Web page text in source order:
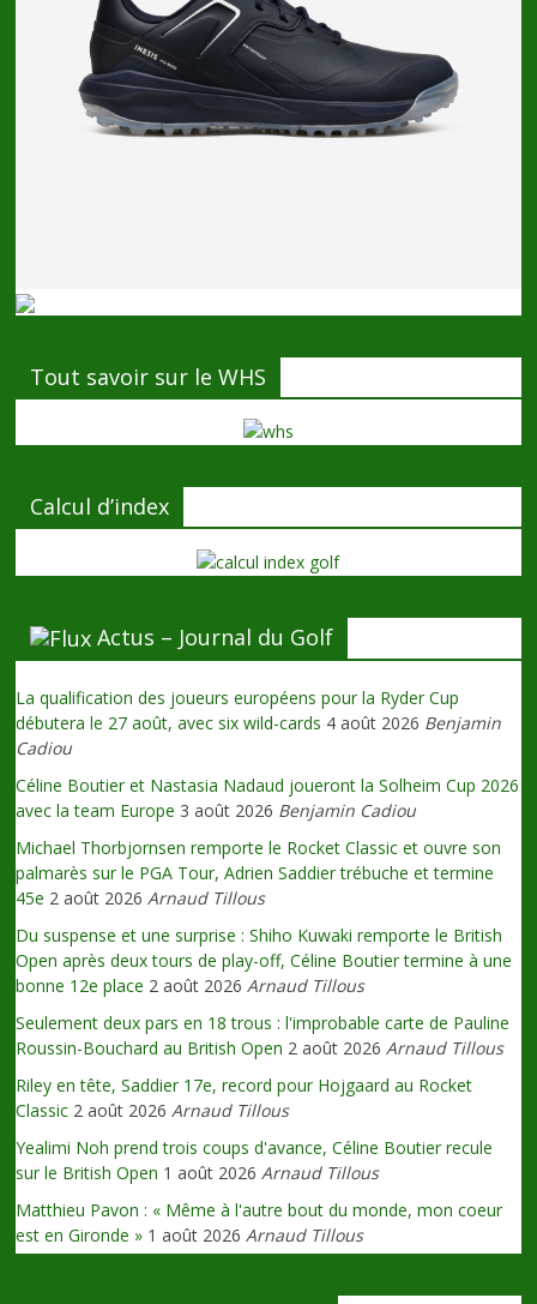
Tout savoir sur le WHS
Calcul d’index
Actus – Journal du Golf
La qualification des joueurs européens pour la Ryder Cup
débutera le 27 août, avec six wild-cards 4 août 2026 Benjamin
Cadiou
Céline Boutier et Nastasia Nadaud joueront la Solheim Cup 2026
avec la team Europe 3 août 2026 Benjamin Cadiou
Michael Thorbjornsen remporte le Rocket Classic et ouvre son
palmarès sur le PGA Tour, Adrien Saddier trébuche et termine
45e 2 août 2026 Arnaud Tillous
Du suspense et une surprise : Shiho Kuwaki remporte le British
Open après deux tours de play-off, Céline Boutier termine à une
bonne 12e place 2 août 2026 Arnaud Tillous
Seulement deux pars en 18 trous : l'improbable carte de Pauline
Roussin-Bouchard au British Open 2 août 2026 Arnaud Tillous
Riley en tête, Saddier 17e, record pour Hojgaard au Rocket
Classic 2 août 2026 Arnaud Tillous
Yealimi Noh prend trois coups d'avance, Céline Boutier recule
sur le British Open 1 août 2026 Arnaud Tillous
Matthieu Pavon : « Même à l'autre bout du monde, mon coeur
est en Gironde » 1 août 2026 Arnaud Tillous